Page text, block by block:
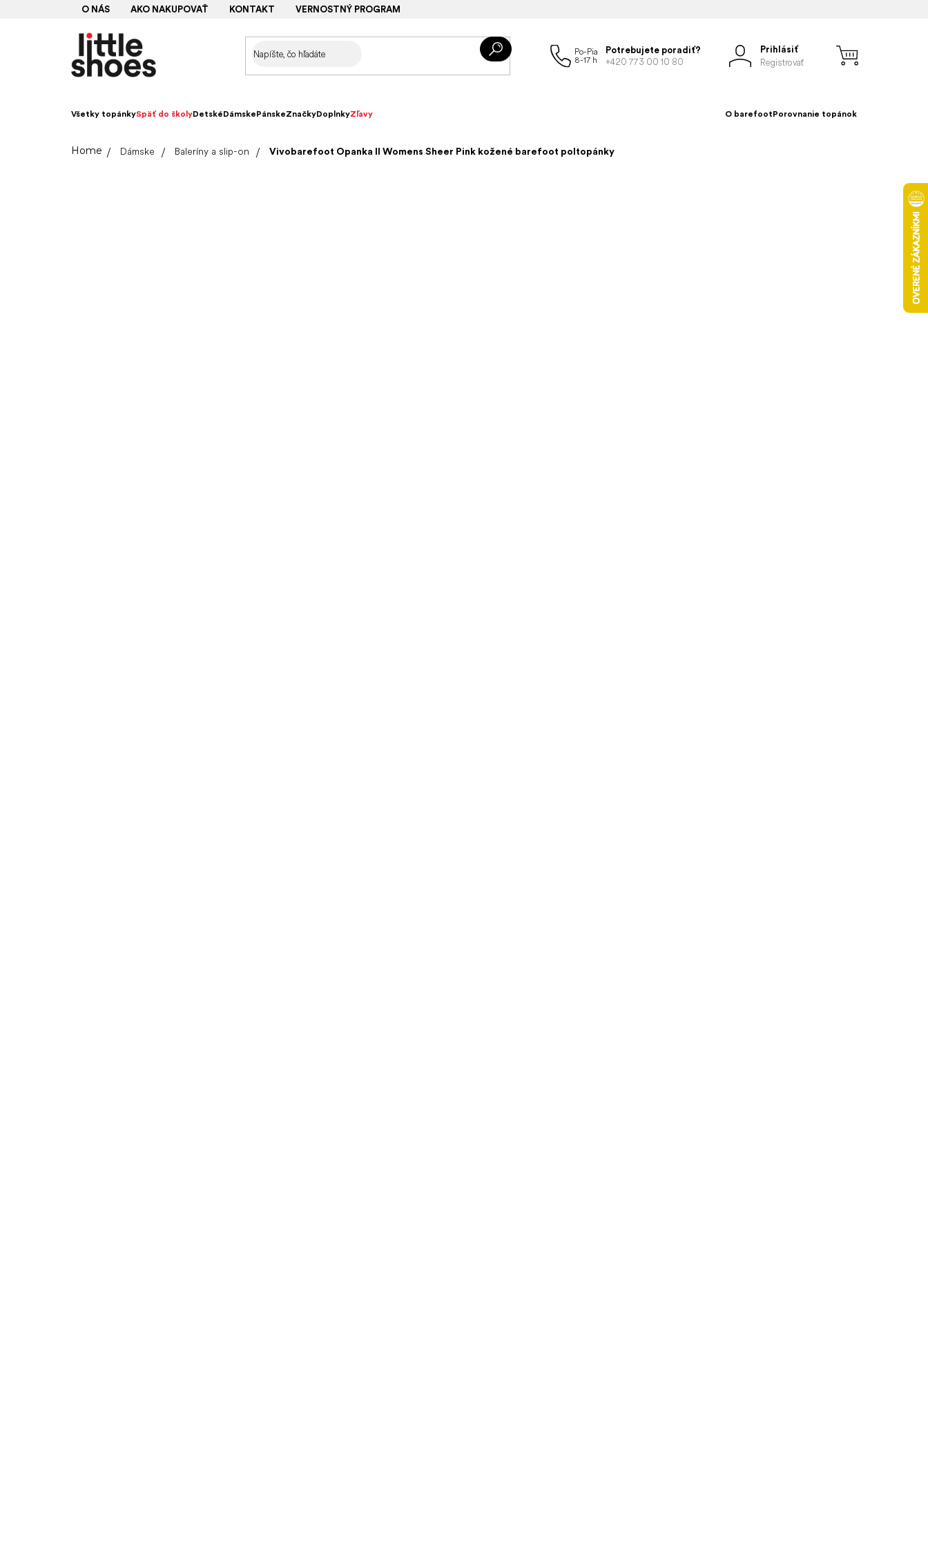
O NÁS AKO NAKUPOVAŤ KONTAKT VERNOSTNÝ PROGRAM
Potrebujete poradiť?
+420 773 00 10 80
Prihlásiť
Registrovať
Všetky topánkySpäť do školyDetskéDámskePánskeZnačkyDoplnkyZľavy O barefootPorovnanie topánok
DomovDámske Baleríny a slip-on Vivobarefoot Opanka II Womens Sheer Pink kožené barefoot poltopánky